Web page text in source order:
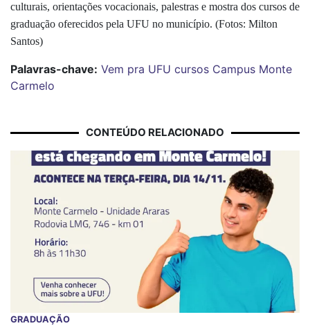
culturais, orientações vocacionais, palestras e mostra dos cursos de
graduação oferecidos pela UFU no município. (Fotos: Milton
Santos)
Palavras-chave: Vem pra UFU cursos Campus Monte
Carmelo
CONTEÚDO RELACIONADO
GRADUAÇÃO